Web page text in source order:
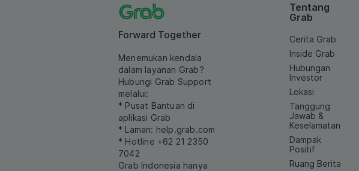
Forward Together
Menemukan kendala
dalam layanan Grab?
Hubungi Grab Support
melalui:
* Pusat Bantuan di
aplikasi Grab
* Laman: help.grab.com
* Hotline +62 21 2350
7042
Grab Indonesia hanya
Tentang
Grab
Cerita Grab
Inside Grab
Hubungan
Investor
Lokasi
Tanggung
Jawab &
Keselamatan
Dampak
Positif
Ruang Berita